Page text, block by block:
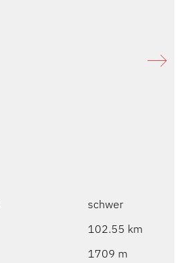
schwer
102.55 km
1709 m